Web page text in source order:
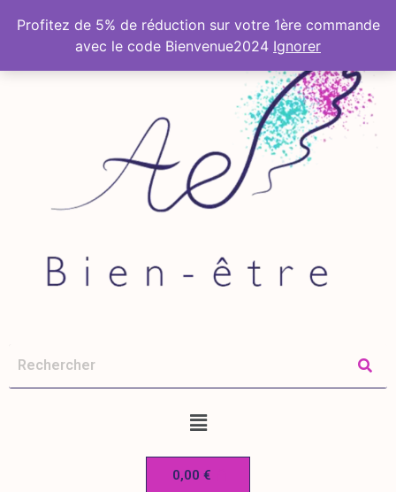
0,00 €
Profitez de 5% de réduction sur votre 1ère commande
avec le code Bienvenue2024 Ignorer